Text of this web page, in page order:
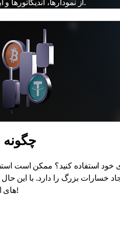
برای معامله در Cryptomus از نمودارها، اندیکاتورها و ابزارهای پیشرفته استفاده کنید.
چگونه
خود استفاده کنید؟ ممکن است
خسارات بزرگ را دارد. با این
های ارز دیجیتال سرمایه گذاری کنند. بیایید ببینیم چگونه آن را بسازیم!